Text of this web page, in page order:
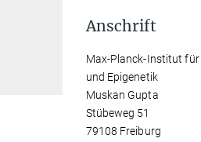
Anschrift
Max-Planck-Institut
und Epigenetik
Muskan Gupta
Stübeweg 51
79108 Freiburg